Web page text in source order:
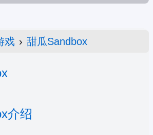
戏 › 甜瓜Sandbox
介绍